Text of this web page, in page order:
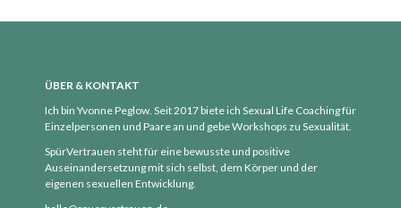
ÜBER & KONTAKT
Ich bin Yvonne Peglow. Seit 2017 biete ich Sexual Life Coaching für
Einzelpersonen und Paare an und gebe Workshops zu Sexualität.
SpürVertrauen steht für eine bewusste und positive
Auseinandersetzung mit sich selbst, dem Körper und der
eigenen sexuellen Entwicklung.